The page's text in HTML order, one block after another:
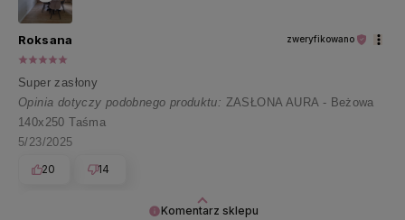
Komentarz sklepu
Roksana zweryfikowano
Super zasłony
Opinia dotyczy podobnego produktu: ZASŁONA AURA - Beżowa
140x250 Taśma
5/23/2025
20
14